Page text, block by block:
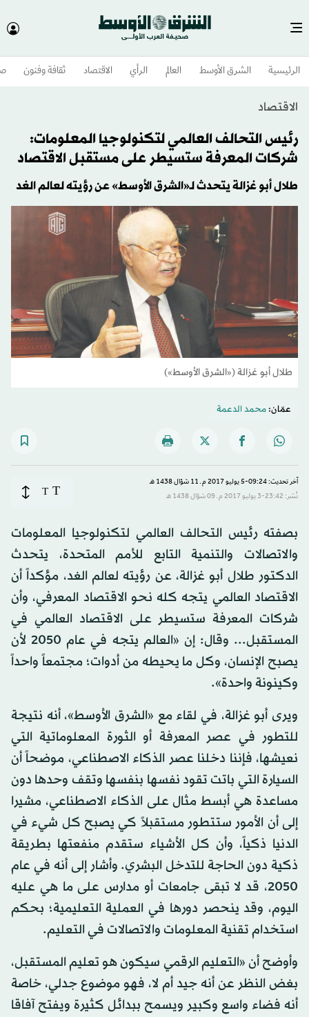
الرئيسية الشرق الأوسط​ العالم الرأي الاقتصاد ثقافة وفنون
الاقتصاد
رئيس التحالف العالمي لتكنولوجيا المعلومات:
شركات المعرفة ستسيطر على مستقبل الاقتصاد
طلال أبو غزالة يتحدث لـ«الشرق الأوسط» عن رؤيته لعالم الغد
طلال أبو غزالة («الشرق الأوسط»)
عمّان:محمد الدعمة
آخر تحديث: 09:24-5 يوليو 2017 م ـ 11 شوّال 1438 هـ
نُشر: 23:42-3 يوليو 2017 م ـ 09 شوّال 1438 هـ
T
T
بصفته رئيس التحالف العالمي لتكنولوجيا المعلومات
والاتصالات والتنمية التابع للأمم المتحدة، يتحدث
الدكتور طلال أبو غزالة، عن رؤيته لعالم الغد، مؤكداً أن
الاقتصاد العالمي يتجه كله نحو الاقتصاد المعرفي، وأن
شركات المعرفة ستسيطر على الاقتصاد العالمي في
المستقبل... وقال: إن «العالم يتجه في عام 2050 لأن
يصبح الإنسان، وكل ما يحيطه من أدوات؛ مجتمعاً واحداً
وكينونة واحدة».
ويرى أبو غزالة، في لقاء مع «الشرق الأوسط»، أنه نتيجة
للتطور في عصر المعرفة أو الثورة المعلوماتية التي
نعيشها، فإننا دخلنا عصر الذكاء الاصطناعي، موضحاً أن
السيارة التي باتت تقود نفسها بنفسها وتقف وحدها دون
مساعدة هي أبسط مثال على الذكاء الاصطناعي، مشيرا
إلى أن الأمور ستتطور مستقبلاً كي يصبح كل شيء في
الدنيا ذكياً، وأن كل الأشياء ستقدم منفعتها بطريقة
ذكية دون الحاجة للتدخل البشري. وأشار إلى أنه في عام
2050، قد لا تبقى جامعات أو مدارس على ما هي عليه
اليوم، وقد ينحصر دورها في العملية التعليمية؛ بحكم
استخدام تقنية المعلومات والاتصالات في التعليم.
وأوضح أن «التعليم الرقمي سيكون هو تعليم المستقبل،
بغض النظر عن أنه جيد أم لا، فهو موضوع جدلي، خاصة
أنه فضاء واسع وكبير ويسمح ببدائل كثيرة ويفتح آفاقا